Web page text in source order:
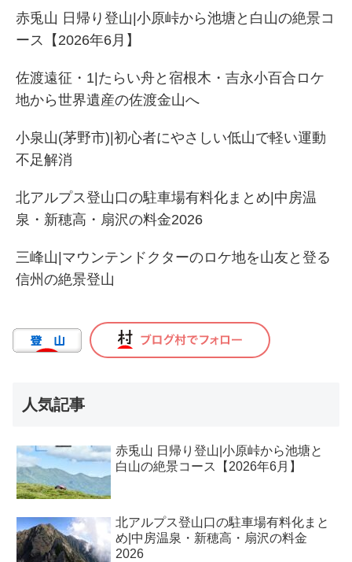
赤兎山 日帰り登山|小原峠から池塘と白山の絶景コ
ース【2026年6月】
佐渡遠征・1|たらい舟と宿根木・吉永小百合ロケ
地から世界遺産の佐渡金山へ
小泉山(茅野市)|初心者にやさしい低山で軽い運動
不足解消
北アルプス登山口の駐車場有料化まとめ|中房温
泉・新穂高・扇沢の料金2026
三峰山|マウンテンドクターのロケ地を山友と登る
信州の絶景登山
人気記事
赤兎山 日帰り登山|小原峠から池塘と
白山の絶景コース【2026年6月】
北アルプス登山口の駐車場有料化まと
め|中房温泉・新穂高・扇沢の料金
2026